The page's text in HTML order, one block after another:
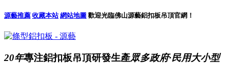
源藝推薦 收藏本站 網站地圖 歡迎光臨佛山源藝鋁扣板吊頂官網！
20年專注鋁扣板吊頂研發生產眾多政府·民用大小型